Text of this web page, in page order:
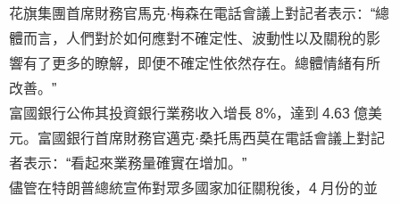
花旗集團首席財務官馬克·梅森在電話會議上對記者表示：“總
體而言，人們對於如何應對不確定性、波動性以及關稅的影
響有了更多的瞭解，即便不確定性依然存在。總體情緒有所
改善。”
富國銀行公佈其投資銀行業務收入增長 8%，達到 4.63 億美
元。富國銀行首席財務官邁克·桑托馬西莫在電話會議上對記
者表示：“看起來業務量確實在增加。”
儘管在特朗普總統宣佈對眾多國家加征關稅後，4 月份的並